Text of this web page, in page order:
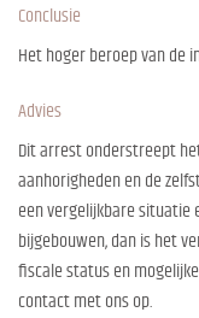
Conclusie
Het hoger beroep van de
Advies
Dit arrest onderstreept
aanhorigheden en de
een vergelijkbare situatie
bijgebouwen, dan is het
fiscale status en
contact met ons op.